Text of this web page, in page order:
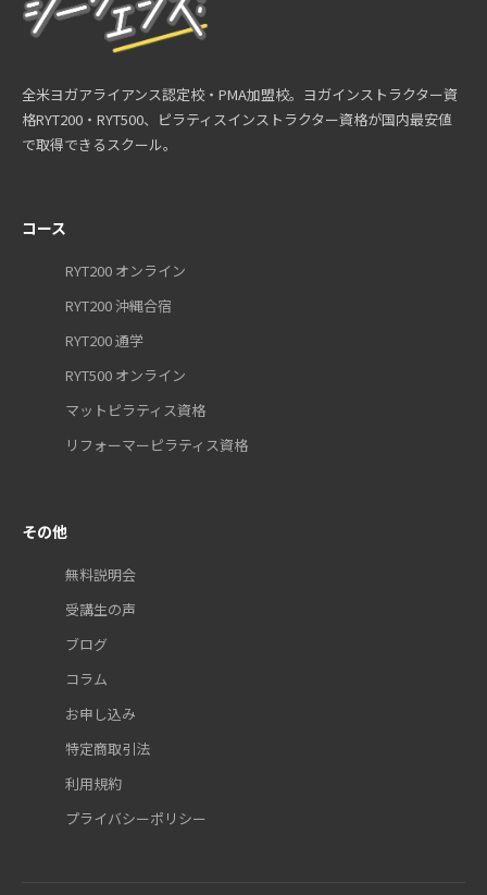
全米ヨガアライアンス認定校・PMA加盟校。ヨガインストラクター資
格RYT200・RYT500、ピラティスインストラクター資格が国内最安値
で取得できるスクール。
コース
RYT200 オンライン
RYT200 沖縄合宿
RYT200 通学
RYT500 オンライン
マットピラティス資格
リフォーマーピラティス資格
その他
無料説明会
受講生の声
ブログ
コラム
お申し込み
特定商取引法
利用規約
プライバシーポリシー